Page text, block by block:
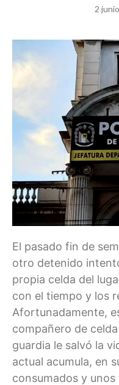
2
El pasado fin de
otro detenido
propia celda del
con el tiempo y los
Afortunadamente,
compañero de
guardia le salvó la
actual acumula, en
consumados y